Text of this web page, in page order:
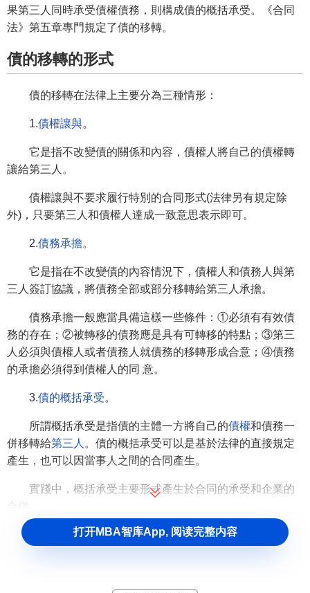
果第三人同時承受債權債務，則構成債的概括承受。《合同
法》第五章專門規定了債的移轉。
債的移轉的形式
債的移轉在法律上主要分為三種情形：
1.債權讓與。
它是指不改變債的關係和內容，債權人將自己的債權轉
讓給第三人。
債權讓與不要求履行特別的合同形式(法律另有規定除
外)，只要第三人和債權人達成一致意思表示即可。
2.債務承擔。
它是指在不改變債的內容情況下，債權人和債務人與第
三人簽訂協議，將債務全部或部分移轉給第三人承擔。
債務承擔一般應當具備這樣一些條件：①必須有有效債
務的存在；②被轉移的債務應是具有可轉移的特點；③第三
人必須與債權人或者債務人就債務的移轉形成合意；④債務
的承擔必須得到債權人的同 意。
3.債的概括承受。
所謂概括承受是指債的主體一方將自己的債權和債務一
併移轉給第三人 。債的概括承受可以是基於法律的直接規定
產生，也可以因當事人之間的合同產生。
實踐中，概括承受主要形式產生於合同的承受和企業的
合併
打开MBA智库App, 阅读完整内容